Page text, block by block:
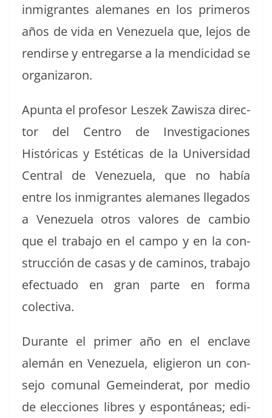
inmi­grantes ale­manes en los primeros
años de vida en Venezuela que, lejos de
rendirse y entre­garse a la men­di­ci­dad se
organizaron.
Apun­ta el pro­fe­sor Leszek Zaw­isza direc­
tor del Cen­tro de Inves­ti­ga­ciones
Históri­c­as y Estéti­cas de la Uni­ver­si­dad
Cen­tral de Venezuela, que no había
entre los inmi­grantes ale­manes lle­ga­dos
a Venezuela otros val­ores de cam­bio
que el tra­ba­jo en el cam­po y en la con­
struc­ción de casas y de caminos, tra­ba­jo
efec­tu­a­do en gran parte en for­ma
colectiva.
Durante el primer año en el enclave
alemán en Venezuela, eligieron un con­
se­jo comu­nal Gemein­der­at, por medio
de elec­ciones libres y espon­táneas; edi­